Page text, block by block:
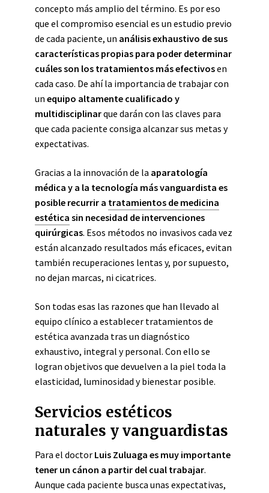
concepto más amplio del término. Es por eso
que el compromiso esencial es un estudio previo
de cada paciente, un análisis exhaustivo de sus
características propias para poder determinar
cuáles son los tratamientos más efectivosen
cada caso. De ahí la importancia de trabajar con
un equipo altamente cualificado y
multidisciplinarque darán con las claves para
que cada paciente consiga alcanzar sus metas y
expectativas.
Gracias a la innovación de la aparatología
médica y a la tecnología más vanguardista es
posible recurrir a tratamientos de medicina
estética sin necesidad de intervenciones
quirúrgicas. Esos métodos no invasivos cada vez
están alcanzado resultados más eficaces, evitan
también recuperaciones lentas y, por supuesto,
no dejan marcas, ni cicatrices.
Son todas esas las razones que han llevado al
equipo clínico a establecer tratamientos de
estética avanzada tras un diagnóstico
exhaustivo, integral y personal. Con ello se
logran objetivos que devuelven a la piel toda la
elasticidad, luminosidad y bienestar posible.
Servicios estéticos
naturales y vanguardistas
Para el doctor Luis Zuluaga es muy importante
tener un cánon a partir del cual trabajar.
Aunque cada paciente busca unas expectativas,